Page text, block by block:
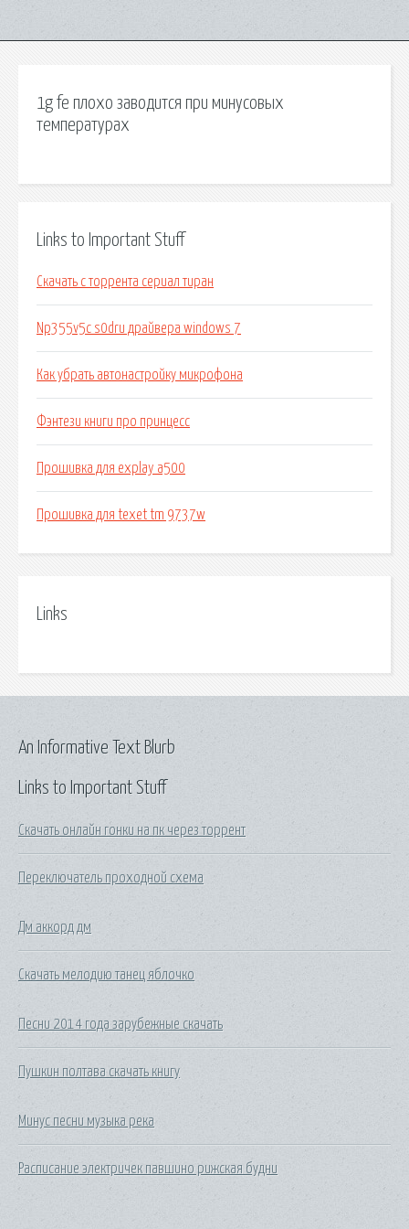
1g fe плохо заводится при минусовых
температурах
Links to Important Stuff
Скачать с торрента сериал тиран
Np355v5c s0dru драйвера windows 7
Как убрать автонастройку микрофона
Фэнтези книги про принцесс
Прошивка для explay a500
Прошивка для texet tm 9737w
Links
Links to Important Stuff
Скачать онлайн гонки на пк через торрент
Переключатель проходной схема
Дм аккорд дм
Скачать мелодию танец яблочко
Песни 2014 года зарубежные скачать
Пушкин полтава скачать книгу
Минус песни музыка река
Расписание электричек павшино рижская будни
An Informative Text Blurb